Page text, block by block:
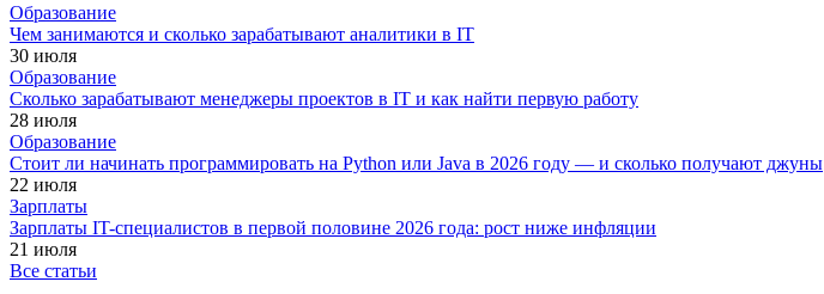
Образование
Чем занимаются и сколько зарабатывают аналитики в IT
30 июля
Образование
Сколько зарабатывают менеджеры проектов в IT и как найти первую работу
28 июля
Образование
Стоит ли начинать программировать на Python или Java в 2026 году — и сколько получают джуны
22 июля
Зарплаты
Зарплаты IT-специалистов в первой половине 2026 года: рост ниже инфляции
21 июля
Все статьи